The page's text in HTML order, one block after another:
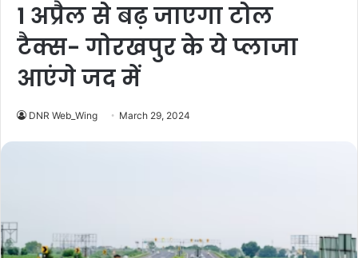
1 अप्रैल से बढ़ जाएगा टोल
टैक्स- गोरखपुर के ये प्लाजा
आएंगे जद में
DNR Web_Wing March 29, 2024